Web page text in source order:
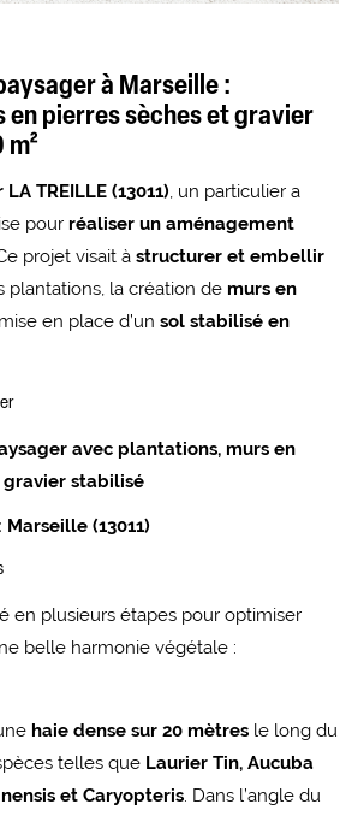
à Marseille :
en pierres sèches et gravier
TREILLE (13011) , un particulier a
pour réaliser un aménagement
Ce projet visait àstructurer et embellir
plantations, la création de murs en
en place d’unsol stabilisé en
avec plantations, murs en
gravier stabilisé
(13011)
en plusieurs étapes pour optimiser
belle harmonie végétale :
haie dense sur 20 mètres le long du
telles que Laurier Tin, Aucuba
et Caryopteris . Dans l’angle du